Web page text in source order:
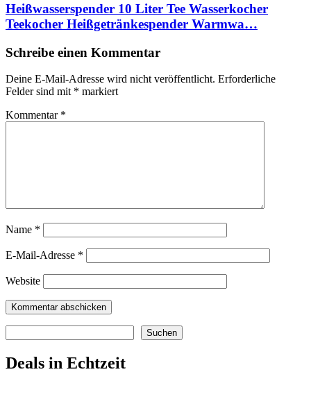
Heißwasserspender 10 Liter Tee Wasserkocher
Teekocher Heißgetränkespender Warmwa…
Schreibe einen Kommentar
Deine E-Mail-Adresse wird nicht veröffentlicht. Erforderliche
Felder sind mit * markiert
Kommentar *
Name *
E-Mail-Adresse *
Website
Suchen
Deals in Echtzeit